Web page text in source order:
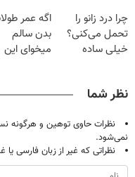
میلیون تومان!!!
چرا درد زانو را
تحمل می‌کنی؟
خیلی ساده
اگه عمر
بدن سالم
میخوای این
نظر شما
نظرات حاوی توهین و هرگونه
نمی‌شود.
نظراتی که غیر از زبان فارسی